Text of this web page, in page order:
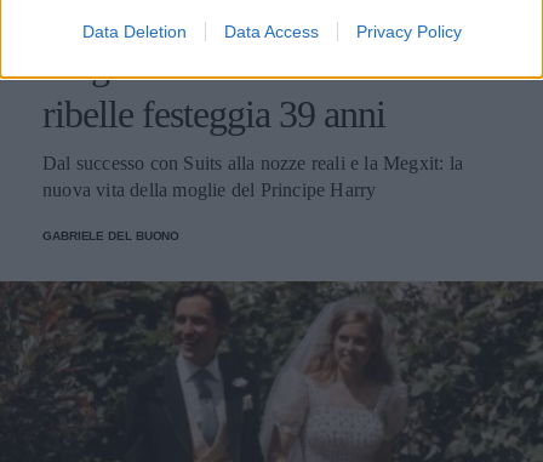
Data Deletion Data Access Privacy Policy
Meghan Markle: la Duchessa
ribelle festeggia 39 anni
Dal successo con Suits alla nozze reali e la Megxit: la
nuova vita della moglie del Principe Harry
GABRIELE DEL BUONO